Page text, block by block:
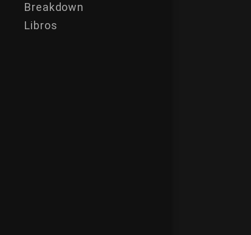
Breakdown
Libros